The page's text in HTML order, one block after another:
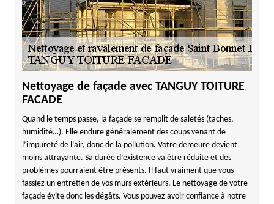
Nettoyage de façade avec TANGUY TOITURE
FACADE
Quand le temps passe, la façade se remplit de saletés (taches,
humidité…). Elle endure généralement des coups venant de
l’impureté de l’air, donc de la pollution. Votre demeure devient
moins attrayante. Sa durée d’existence va être réduite et des
problèmes pourraient être présents. Il faut vraiment que vous
fassiez un entretien de vos murs extérieurs. Le nettoyage de votre
façade évite donc les dégâts. Vous pouvez avoir confiance à notre